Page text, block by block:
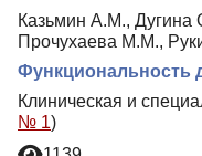
Казьмин А.М.,
Прочухаева М.М.,
Функциональность
Клиническая и
№ 1)